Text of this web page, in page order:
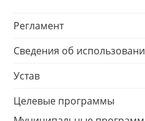
Регламент
Сведения об
Устав
Целевые программы